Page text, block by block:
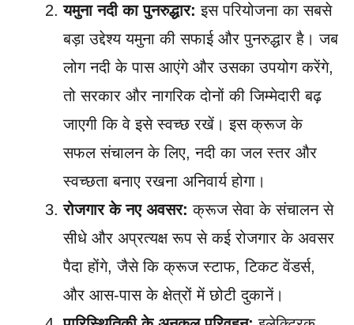
यमुना नदी का पुनरुद्धार: इस परियोजना का सबसे
बड़ा उद्देश्य यमुना की सफाई और पुनरुद्धार है। जब
लोग नदी के पास आएंगे और उसका उपयोग करेंगे,
तो सरकार और नागरिक दोनों की जिम्मेदारी बढ़
जाएगी कि वे इसे स्वच्छ रखें। इस क्रूज के
सफल संचालन के लिए, नदी का जल स्तर और
स्वच्छता बनाए रखना अनिवार्य होगा।
रोजगार के नए अवसर: क्रूज सेवा के संचालन से
सीधे और अप्रत्यक्ष रूप से कई रोजगार के अवसर
पैदा होंगे, जैसे कि क्रूज स्टाफ, टिकट वेंडर्स,
और आस-पास के क्षेत्रों में छोटी दुकानें।